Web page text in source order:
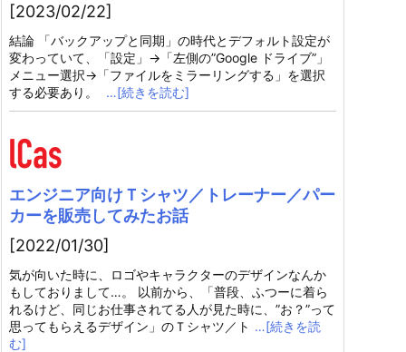
[2023/02/22]
結論 「バックアップと同期」の時代とデフォルト設定が
変わっていて、「設定」→「左側の”Google ドライブ”」
メニュー選択→「ファイルをミラーリングする」を選択
する必要あり。
…[続きを読む]
エンジニア向けＴシャツ／トレーナー／パー
カーを販売してみたお話
[2022/01/30]
気が向いた時に、ロゴやキャラクターのデザインなんか
もしておりまして…。 以前から、「普段、ふつーに着ら
れるけど、同じお仕事されてる人が見た時に、”お？”って
思ってもらえるデザイン」のＴシャツ／ト …[続きを読
む]